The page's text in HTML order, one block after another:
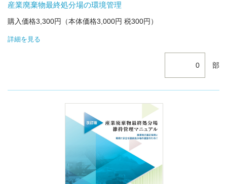
産業廃棄物最終処分場の環境管理
購入価格3,300円（本体価格3,000円 税300円）
詳細を見る
部